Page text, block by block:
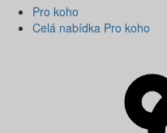
Pro koho
Celá nabídka Pro koho